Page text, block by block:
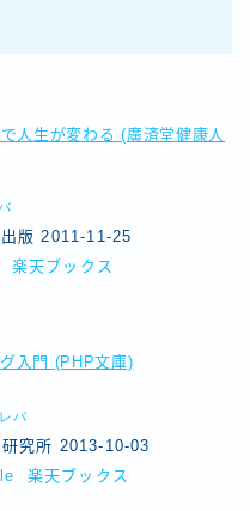
人生が変わる (廣済堂健康人
版 2011-11-25
楽天ブックス
入門 (PHP文庫)
バ
究所 2013-10-03
楽天ブックス